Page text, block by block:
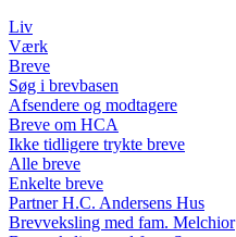
Liv
Værk
Breve
Søg i brevbasen
Afsendere og modtagere
Breve om HCA
Ikke tidligere trykte breve
Alle breve
Enkelte breve
Partner H.C. Andersens Hus
Brevveksling med fam. Melchior